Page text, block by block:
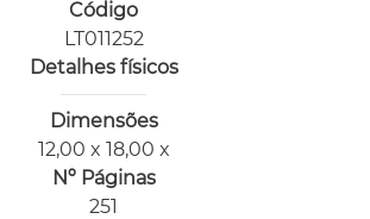
Código
LT011252
Detalhes físicos
Dimensões
12,00 x 18,00 x
Nº Páginas
251